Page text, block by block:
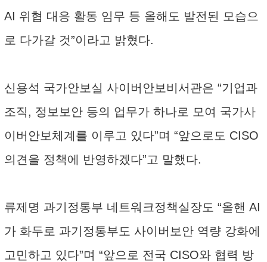
AI 위협 대응 활동 임무 등 올해도 발전된 모습으
로 다가갈 것”이라고 밝혔다.
신용석 국가안보실 사이버안보비서관은 “기업과
조직, 정보보안 등의 업무가 하나로 모여 국가사
이버안보체계를 이루고 있다”며 “앞으로도 CISO
의견을 정책에 반영하겠다”고 말했다.
류제명 과기정통부 네트워크정책실장도 “올핸 AI
가 화두로 과기정통부도 사이버보안 역량 강화에
고민하고 있다”며 “앞으로 전국 CISO와 협력 방